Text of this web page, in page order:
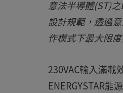
意法半導體(ST)
設計規範，透過
作模式下最大限
230VAC輸入滿載
ENERGYSTAR